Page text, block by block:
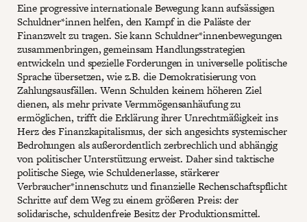
Eine progressive internationale Bewegung kann aufsässigen
Schuldner*innen helfen, den Kampf in die Paläste der
Finanzwelt zu tragen. Sie kann Schuldner*innenbewegungen
zusammenbringen, gemeinsam Handlungsstrategien
entwickeln und spezielle Forderungen in universelle politische
Sprache übersetzen, wie z.B. die Demokratisierung von
Zahlungsausfällen. Wenn Schulden keinem höheren Ziel
dienen, als mehr private Vermmögensanhäufung zu
ermöglichen, trifft die Erklärung ihrer Unrechtmäßigkeit ins
Herz des Finanzkapitalismus, der sich angesichts systemischer
Bedrohungen als außerordentlich zerbrechlich und abhängig
von politischer Unterstützung erweist. Daher sind taktische
politische Siege, wie Schuldenerlasse, stärkerer
Verbraucher*innenschutz und finanzielle Rechenschaftspflicht
Schritte auf dem Weg zu einem größeren Preis: der
solidarische, schuldenfreie Besitz der Produktionsmittel.